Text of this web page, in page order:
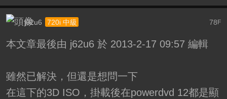
78F
j62u6 720i 中級
本文章最後由 j62u6 於 2013-2-17 09:57 編輯
雖然已解決，但還是想問一下
在這下的3D ISO，掛載後在powerdvd 12都是顯